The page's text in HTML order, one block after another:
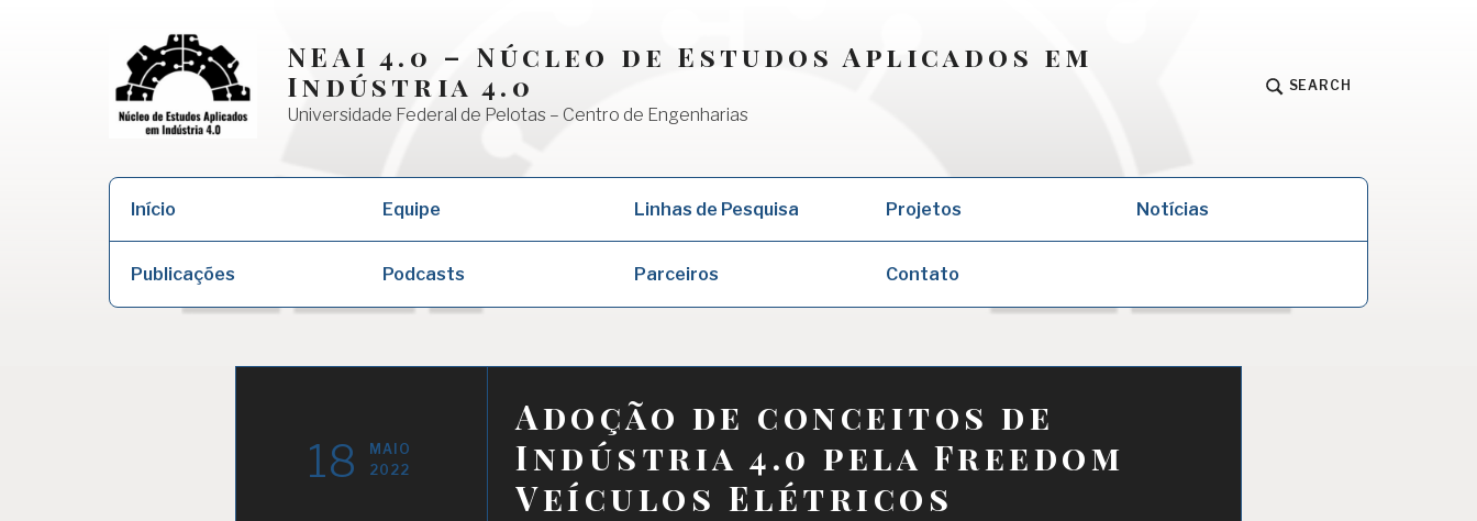
NEAI 4.0 – Núcleo de Estudos Aplicados em
Indústria 4.0
Universidade Federal de Pelotas – Centro de Engenharias
SEARCH
Início Equipe Linhas de Pesquisa Projetos Notícias
Publicações Podcasts Parceiros Contato
Adoção de conceitos de
Indústria 4.0 pela Freedom
Veículos Elétricos
18
MAIO
2022